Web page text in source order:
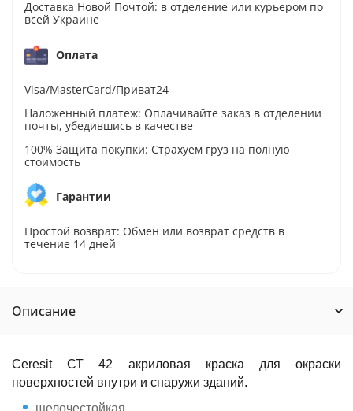
Доставка Новой Почтой: в отделение или курьером по
всей Украине
Оплата
Visa/MasterCard/Приват24
Наложенный платеж: Оплачивайте заказ в отделении
почты, убедившись в качестве
100% Защита покупки: Страхуем груз на полную
стоимость
Гарантии
Простой возврат: Обмен или возврат средств в
течение 14 дней
Описание
Ceresit СТ 42 акриловая краска для окраски
поверхностей внутри и снаружи зданий.
щелочестойкая